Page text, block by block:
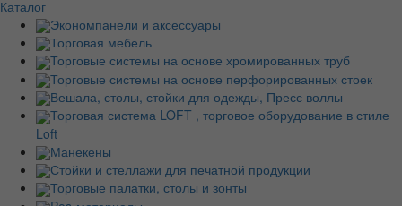
Каталог
Экономпанели и аксессуары
Торговая мебель
Торговые системы на основе хромированных труб
Торговые системы на основе перфорированных стоек
Вешала, столы, стойки для одежды, Пресс воллы
Торговая система LOFT , торговое оборудование в стиле
Loft
Манекены
Стойки и стеллажи для печатной продукции
Торговые палатки, столы и зонты